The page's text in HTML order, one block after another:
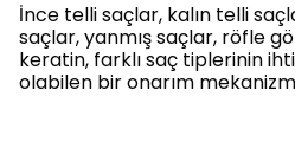
İnce telli saçlar, kalın telli
saçlar, yanmış saçlar, röfle
keratin, farklı saç tiplerinin
olabilen bir onarım